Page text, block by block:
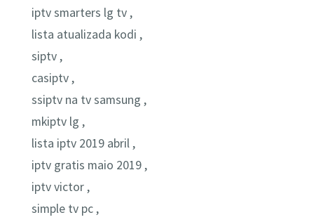
iptv smarters lg tv ,
lista atualizada kodi ,
siptv ,
casiptv ,
ssiptv na tv samsung ,
mkiptv lg ,
lista iptv 2019 abril ,
iptv gratis maio 2019 ,
iptv victor ,
simple tv pc ,